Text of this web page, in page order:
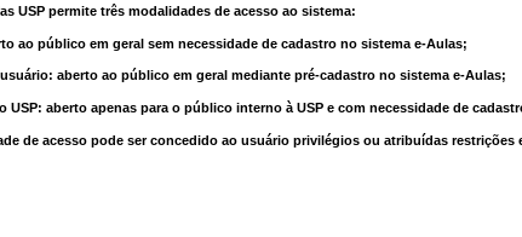
USP permite três modalidades de acesso ao sistema:
ao público em geral sem necessidade de cadastro no sistema e-Aulas;
aberto ao público em geral mediante pré-cadastro no sistema e-Aulas;
USP: aberto apenas para o público interno à USP e com necessidade de
de acesso pode ser concedido ao usuário privilégios ou atribuídas restrições